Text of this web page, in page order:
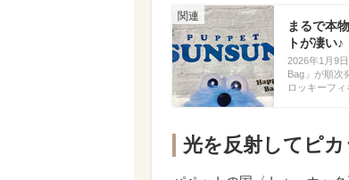
まるで本
トが凄い♪
2026年1月9
Bag」が順次
ロッキーフ
光を反射してピ